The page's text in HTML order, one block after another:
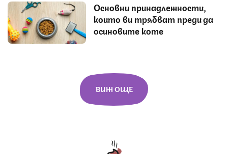
Основни принадлежности,
които ви трябват преди да
осиновите коте
ВИЖ ОЩЕ